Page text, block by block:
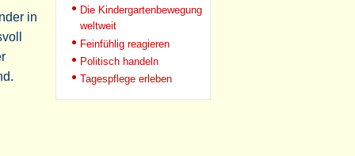
in
Die Kindergartenbewegung
weltweit
Feinfühlig reagieren
Politisch handeln
Tagespflege erleben